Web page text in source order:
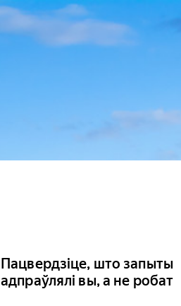
Пацвердзіце, што запыты
адпраўлялі вы, а не робат